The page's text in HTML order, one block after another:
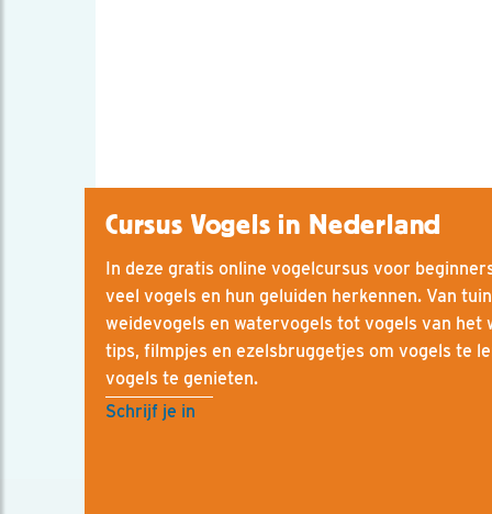
Cursus Vogels in Nederland
In deze gratis online vogelcursus voor
veel vogels en hun geluiden herkennen. Van
weidevogels en watervogels tot vogels van het
tips, filmpjes en ezelsbruggetjes om vogels te
vogels te genieten.
Schrijf je in